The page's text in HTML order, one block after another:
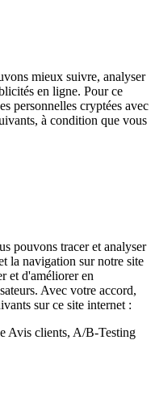
mieux suivre, analyser
en ligne. Pour ce
personnelles cryptées avec
à condition que vous
pouvons tracer et analyser
la navigation sur notre site
et d'améliorer en
Avec votre accord,
sur ce site internet :
Avis clients, A/B-Testing